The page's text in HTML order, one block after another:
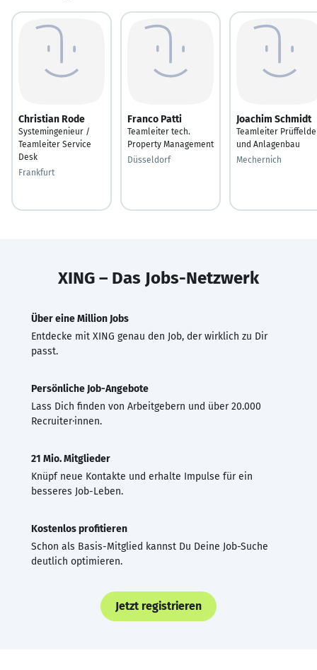
Christian Rode
Systemingenieur /
Teamleiter Service
Desk
Frankfurt
Franco Patti
Teamleiter tech.
Property Management
Düsseldorf
Joachim Schmidt
Teamleiter
und Anlagenbau
Mechernich
XING – Das Jobs-Netzwerk
Über eine Million Jobs
Entdecke mit XING genau den Job, der wirklich zu Dir
passt.
Persönliche Job-Angebote
Lass Dich finden von Arbeitgebern und über 20.000
Recruiter·innen.
21 Mio. Mitglieder
Knüpf neue Kontakte und erhalte Impulse für ein
besseres Job-Leben.
Kostenlos profitieren
Schon als Basis-Mitglied kannst Du Deine Job-Suche
deutlich optimieren.
Jetzt registrieren